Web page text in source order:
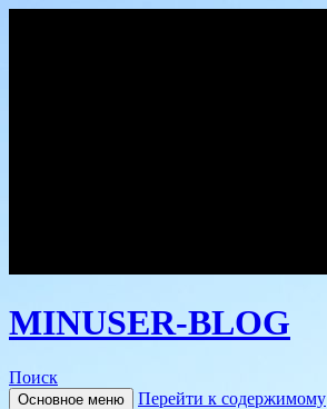
MINUSER-BLOG
Поиск
Основное меню Перейти к содержимому